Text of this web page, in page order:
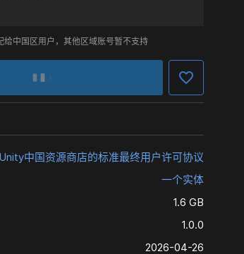
给中国区用户，其他区域账号暂不支持
Unity中国资源商店的标准最终用户许可协议
一个实体
1.6 GB
1.0.0
2026-04-26